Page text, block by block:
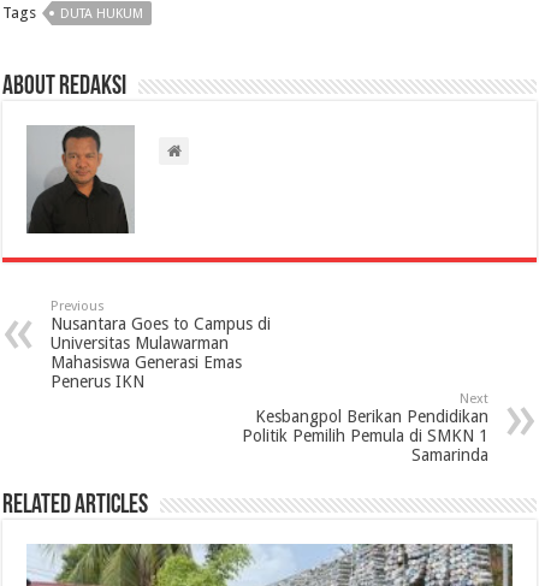
Tags DUTA HUKUM
About Redaksi
Previous
Nusantara Goes to Campus di
Universitas Mulawarman
Mahasiswa Generasi Emas
Penerus IKN
Next
Kesbangpol Berikan Pendidikan
Politik Pemilih Pemula di SMKN 1
Samarinda
Related Articles